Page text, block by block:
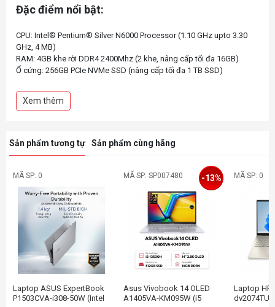
Đặc điểm nổi bật:
CPU: Intel® Pentium® Silver N6000 Processor (1.10 GHz upto 3.30
GHz, 4 MB)
RAM: 4GB khe rời DDR4 2400Mhz (2 khe, nâng cấp tối đa 16GB)
Ổ cứng: 256GB PCIe NVMe SSD (nâng cấp tối đa 1 TB SSD)
Màn hình: 14 inch HD (1366 x 768) Acer ComfyViewTM LED-backlit
TFT LCD, 60Hz
Màu sắc: Bạc
Xem thêm
Sản phẩm tương tự Sản phẩm cùng hãng
MÃ SP: 0
Laptop ASUS ExpertBook
P1503CVA-i308-50W (Intel
MÃ SP: SP007480
Asus Vivobook 14 OLED
A1405VA-KM095W (i5
-13% MÃ SP: 0
Laptop HP